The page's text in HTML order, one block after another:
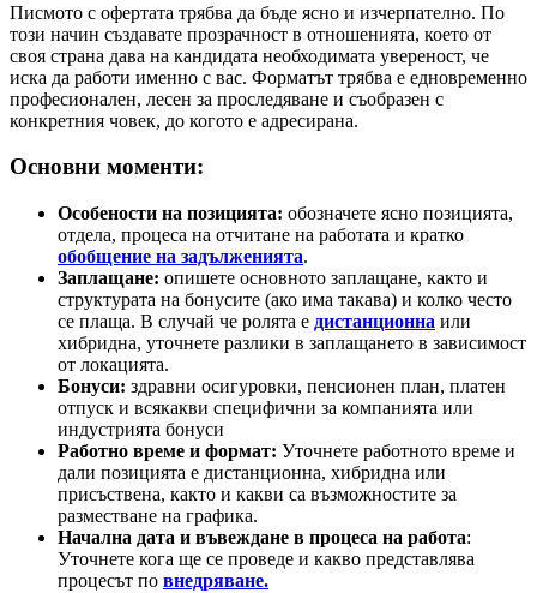
Писмото с офертата трябва да бъде ясно и изчерпателно. По
този начин създавате прозрачност в отношенията, което от
своя страна дава на кандидата необходимата увереност, че
иска да работи именно с вас. Форматът трябва е едновременно
професионален, лесен за проследяване и съобразен с
конкретния човек, до когото е адресирана.
Основни моменти:
Особености на позицията: обозначете ясно позицията,
отдела, процеса на отчитане на работата и кратко
обобщение на задълженията.
Заплащане: опишете основното заплащане, както и
структурата на бонусите (ако има такава) и колко често
се плаща. В случай че ролята е дистанционна или
хибридна, уточнете разлики в заплащането в зависимост
от локацията.
Бонуси: здравни осигуровки, пенсионен план, платен
отпуск и всякакви специфични за компанията или
индустрията бонуси
Работно време и формат: Уточнете работното време и
дали позицията е дистанционна, хибридна или
присъствена, както и какви са възможностите за
разместване на графика.
Начална дата и въвеждане в процеса на работа:
Уточнете кога ще се проведе и какво представлява
процесът по внедряване.